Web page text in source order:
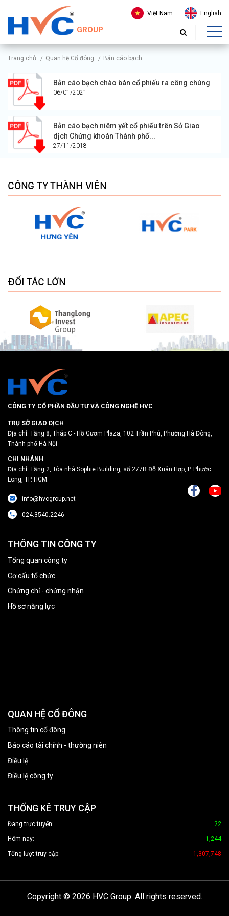
GROUP
Việt Nam English
Trang chủ / Quan hệ Cổ đông / Bản cáo bạch
Bản cáo bạch chào bán cổ phiếu ra công chúng
06/01/2021
Bản cáo bạch niêm yết cổ phiếu trên Sở Giao
dịch Chứng khoán Thành phố...
27/11/2018
CÔNG TY THÀNH VIÊN
ĐỐI TÁC LỚN
CÔNG TY CỔ PHẦN ĐẦU TƯ VÀ CÔNG NGHỆ HVC
TRỤ SỞ GIAO DỊCH
Địa chỉ: Tầng 8, Tháp C - Hồ Gươm Plaza, 102 Trần Phú, Phường Hà Đông,
Thành phố Hà Nội
CHI NHÁNH
Địa chỉ: Tầng 2, Tòa nhà Sophie Building, số 277B Đỗ Xuân Hợp, P. Phước
Long, TP. HCM.
info@hvcgroup.net
024.3540.2246
THÔNG TIN CÔNG TY
Tổng quan công ty
Cơ cấu tổ chức
Chứng chỉ - chứng nhận
Hồ sơ năng lực
QUAN HỆ CỔ ĐÔNG
Thông tin cổ đông
Báo cáo tài chính - thường niên
Điều lệ
Điều lệ công ty
THỐNG KÊ TRUY CẬP
Đang trực tuyến: 22
Hôm nay: 1,244
Tổng lượt truy cập: 1,307,748
Copyright © 2026 HVC Group. All rights reserved.